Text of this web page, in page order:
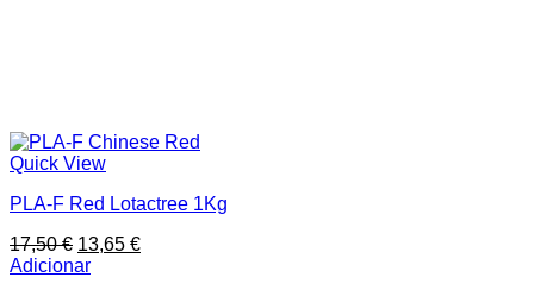
Quick View
PLA-F Red Lotactree 1Kg
17,50€ O
preço
13,65 €O
Adicionar